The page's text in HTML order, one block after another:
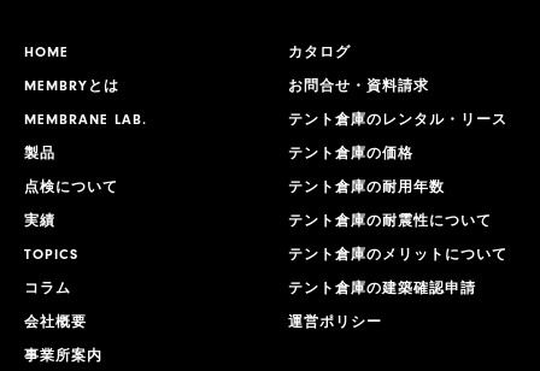
HOME
MEMBRYとは
MEMBRANE LAB.
製品
点検について
実績
TOPICS
コラム
会社概要
事業所案内
カタログ
お問合せ・資料請求
テント倉庫のレンタル・リース
テント倉庫の価格
テント倉庫の耐用年数
テント倉庫の耐震性について
テント倉庫のメリットについて
テント倉庫の建築確認申請
運営ポリシー